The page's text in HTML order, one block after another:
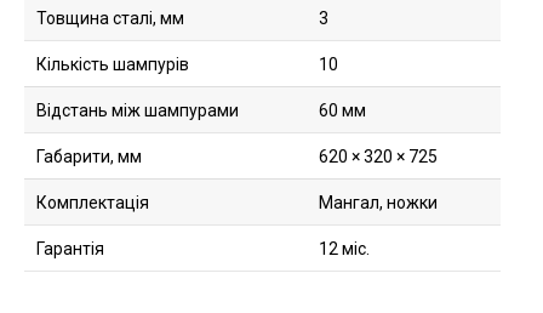
Товщина сталі, мм 3
Кількість шампурів 10
Відстань між шампурами 60 мм
Габарити, мм 620 × 320 × 725
Комплектація Мангал, ножки
Гарантія 12 міс.